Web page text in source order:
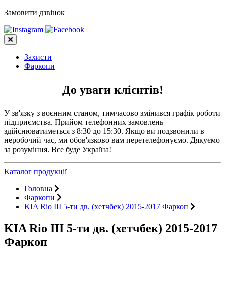
Замовити дзвінок
Захисти
Фаркопи
До уваги клієнтів!
У зв'язку з воєнним станом, тимчасово змінився графік роботи
підприємства. Прийом телефонних замовлень
здійснюватиметься з 8:30 до 15:30. Якщо ви подзвонили в
неробочий час, ми обов'язково вам перетелефонуємо. Дякуємо
за розуміння. Все буде Україна!
Каталог продукції
Головна
Фаркопи
KIA Rio III 5-ти дв. (хетчбек) 2015-2017 Фаркоп
KIA Rio III 5-ти дв. (хетчбек) 2015-2017
Фаркоп